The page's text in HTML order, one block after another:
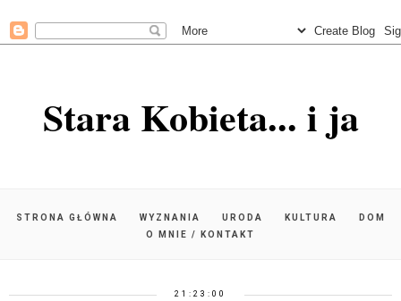
Stara Kobieta... i ja
STRONA GŁÓWNA WYZNANIA URODA KULTURA
DOM
O MNIE / KONTAKT
21:23:00